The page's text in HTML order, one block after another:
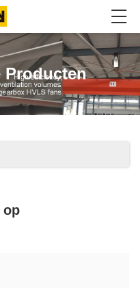
Producten
op